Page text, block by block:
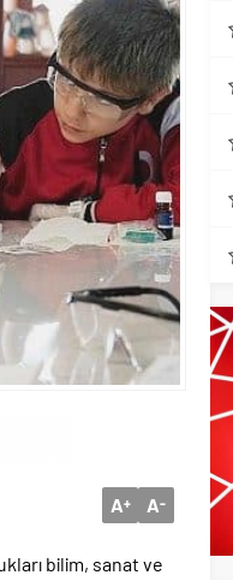
A+ A-
bilim, sanat ve